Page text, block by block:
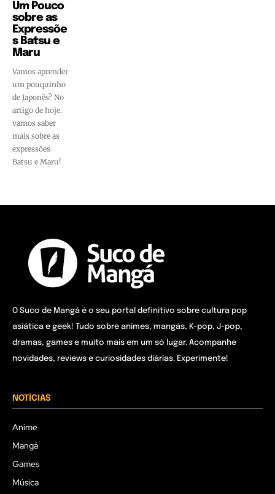
Um Pouco
sobre as
Expressõe
s Batsu e
Maru
Vamos aprender
um pouquinho
de Japonês? No
artigo de hoje.
vamos saber
mais sobre as
expressões
Batsu e Maru!
O Suco de Mangá é o seu portal definitivo sobre cultura pop
asiática e geek! Tudo sobre animes, mangás, K-pop, J-pop,
dramas, games e muito mais em um só lugar. Acompanhe
novidades, reviews e curiosidades diárias. Experimente!
NOTÍCIAS
Anime
Mangá
Games
Música